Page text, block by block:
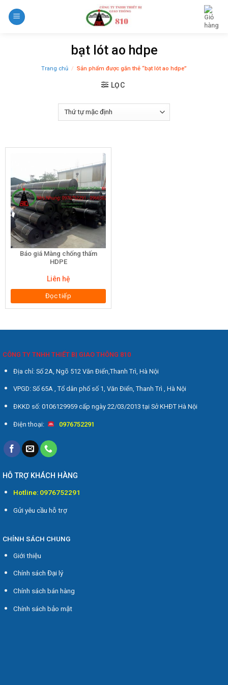
bạt lót ao hdpe
Trang chủ / Sản phẩm được gắn thẻ “bạt lót ao hdpe”
LỌC
Báo giá Màng chống thấm
HDPE
Liên hệ
Đọc tiếp
CÔNG TY TNHH THIẾT BỊ GIAO THÔNG 810
Địa chỉ: Số 2A, Ngõ 512 Văn Điển,Thanh Trì, Hà Nội
VPGD: Số 65A , Tổ dân phố số 1, Văn Điển, Thanh Trì , Hà Nội
ĐKKD số: 0106129959 cấp ngày 22/03/2013 tại Sở KHĐT Hà Nội
Điện thoại: 0976752291
HỖ TRỢ KHÁCH HÀNG
Hotline: 0976752291
Gửi yêu cầu hỗ trợ
CHÍNH SÁCH CHUNG
Giới thiệu
Chính sách Đại lý
Chính sách bán hàng
Chính sách bảo mật